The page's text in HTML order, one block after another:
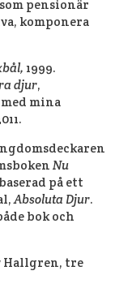
pensionär
komponera
1999.
djur,
med mina
Nu
baserad på ett
Absoluta Djur.
bok och
Hallgren, tre